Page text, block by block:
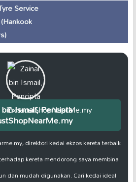
Service
Ismail, Pencipta
direktori kedai ekzos kereta terbaik
kereta mendorong saya membina
dan mudah digunakan. Cari kedai ideal